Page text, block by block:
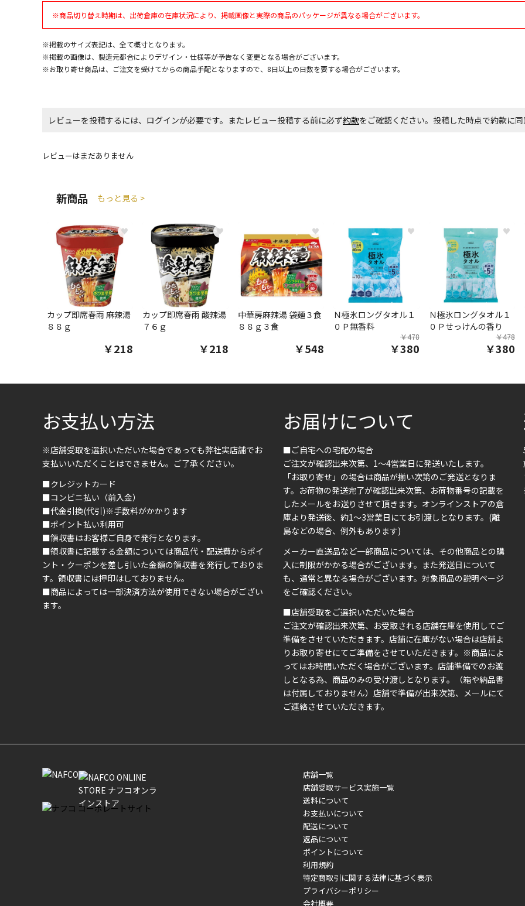
※商品切り替え時期は、出荷倉庫の在庫状況により、掲載画像と実際の商品のパッケージが異なる場合がございます。
※掲載のサイズ表記は、全て概寸となります。
※掲載の画像は、製造元都合によりデザイン・仕様等が予告なく変更となる場合がございます。
※お取り寄せ商品は、ご注文を受けてからの商品手配となりますので、8日以上の日数を要する場合がございます。
レビューを投稿するには、ログインが必要です。またレビュー投稿する前に必ず約款をご確認ください。投稿した時点で約款
レビューはまだありません
新商品 もっと見る >
♥
カップ即席春雨 麻辣湯
８８ｇ
￥218
♥
カップ即席春雨 酸辣湯
７６ｇ
￥218
♥
中華房麻辣湯 袋麺３食
８８ｇ３食
￥548
♥
Ｎ極氷ロングタオル１
０Ｐ無香料
￥478
￥380
♥
Ｎ極氷ロングタオル１
０Ｐせっけんの香り
￥478
￥380
お支払い方法
※店舗受取を選択いただいた場合であっても弊社実店舗でお
支払いいただくことはできません。ご了承ください。
■クレジットカード
■コンビニ払い（前入金）
■代金引換(代引)※手数料がかかります
■ポイント払い利用可
■領収書はお客様ご自身で発行となります。
■領収書に記載する金額については商品代・配送費からポイ
ント・クーポンを差し引いた金額の領収書を発行しておりま
す。領収書には押印はしておりません。
■商品によっては一部決済方法が使用できない場合がござい
ます。
お届けについて
■ご自宅への宅配の場合
ご注文が確認出来次第、1～4営業日に発送いたします。
「お取り寄せ」の場合は商品が揃い次第のご発送となりま
す。お荷物の発送完了が確認出来次第、お荷物番号の記載を
したメールをお送りさせて頂きます。オンラインストアの倉
庫より発送後、約1～3営業日にてお引渡しとなります。(離
島などの場合、例外もあります)
メーカー直送品など一部商品については、その他商品との購
入に制限がかかる場合がございます。また発送日について
も、通常と異なる場合がございます。対象商品の説明ページ
をご確認ください。
■店舗受取をご選択いただいた場合
ご注文が確認出来次第、お受取される店舗在庫を使用してご
準備をさせていただきます。店舗に在庫がない場合は店舗よ
りお取り寄せにてご準備をさせていただきます。※商品によ
ってはお時間いただく場合がございます。店舗準備でのお渡
しとなる為、商品のみの受け渡しとなります。（箱や納品書
は付属しておりません）店舗で準備が出来次第、メールにて
ご連絡させていただきます。
店舗一覧
店舗受取サービス実施一覧
送料について
お支払いについて
配送について
返品について
ポイントについて
利用規約
特定商取引に関する法律に基づく表示
プライバシーポリシー
会社概要